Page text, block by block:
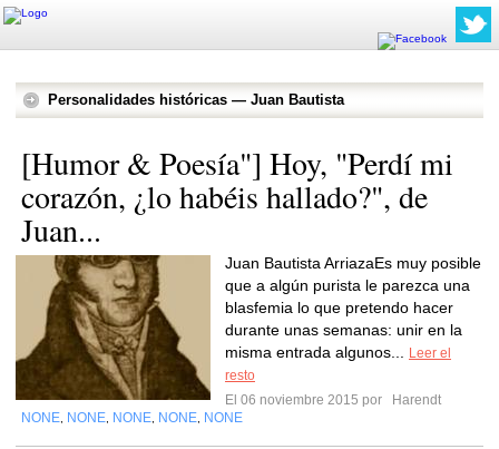
Personalidades históricas — Juan Bautista
[Humor & Poesía"] Hoy, "Perdí mi
corazón, ¿lo habéis hallado?", de
Juan...
Juan Bautista ArriazaEs muy posible
que a algún purista le parezca una
blasfemia lo que pretendo hacer
durante unas semanas: unir en la
misma entrada algunos...
Leer el
resto
El 06 noviembre 2015 por
Harendt
NONE NONE NONE NONE NONE